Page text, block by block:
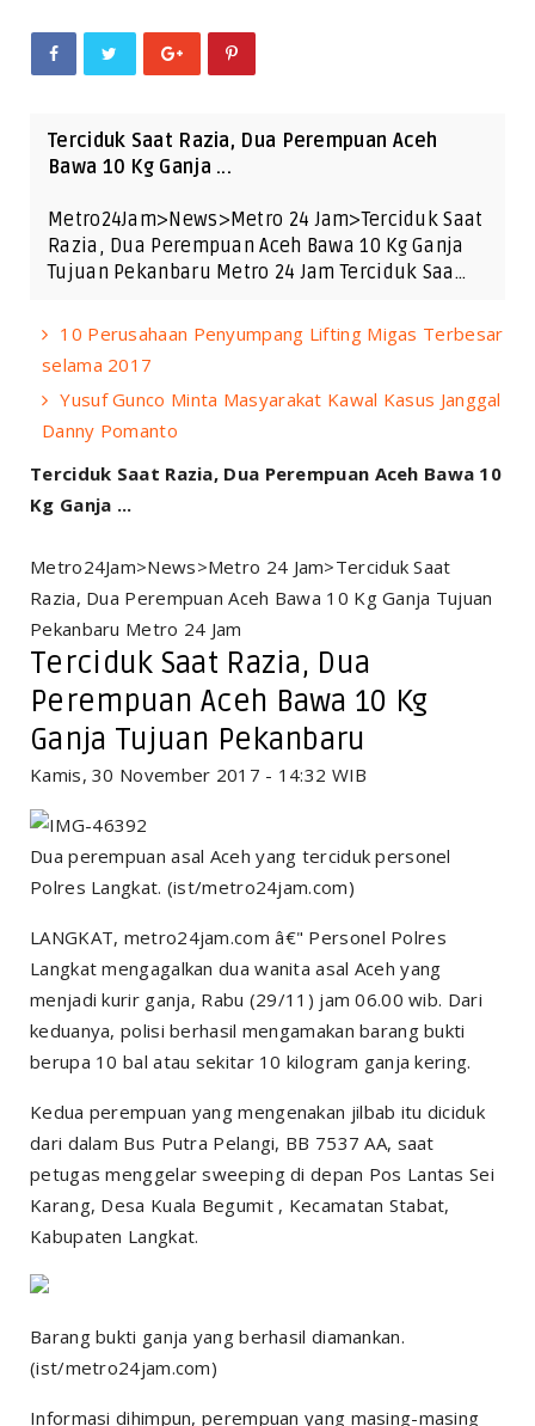
Terciduk Saat Razia, Dua Perempuan Aceh
Bawa 10 Kg Ganja ...
Metro24Jam>News>Metro 24 Jam>Terciduk Saat
Razia, Dua Perempuan Aceh Bawa 10 Kg Ganja
Tujuan Pekanbaru Metro 24 Jam Terciduk Saa…
10 Perusahaan Penyumpang Lifting Migas Terbesar
selama 2017
Yusuf Gunco Minta Masyarakat Kawal Kasus Janggal
Danny Pomanto
Terciduk Saat Razia, Dua Perempuan Aceh Bawa 10
Kg Ganja ...
Metro24Jam>News>Metro 24 Jam>Terciduk Saat
Razia, Dua Perempuan Aceh Bawa 10 Kg Ganja Tujuan
Pekanbaru Metro 24 Jam
Terciduk Saat Razia, Dua
Perempuan Aceh Bawa 10 Kg
Ganja Tujuan Pekanbaru
Kamis, 30 November 2017 - 14:32 WIB
Dua perempuan asal Aceh yang terciduk personel
Polres Langkat. (ist/metro24jam.com)
LANGKAT, metro24jam.com â€" Personel Polres
Langkat mengagalkan dua wanita asal Aceh yang
menjadi kurir ganja, Rabu (29/11) jam 06.00 wib. Dari
keduanya, polisi berhasil mengamakan barang bukti
berupa 10 bal atau sekitar 10 kilogram ganja kering.
Kedua perempuan yang mengenakan jilbab itu diciduk
dari dalam Bus Putra Pelangi, BB 7537 AA, saat
petugas menggelar sweeping di depan Pos Lantas Sei
Karang, Desa Kuala Begumit , Kecamatan Stabat,
Kabupaten Langkat.
Barang bukti ganja yang berhasil diamankan.
(ist/metro24jam.com)
Informasi dihimpun, perempuan yang masing-masing